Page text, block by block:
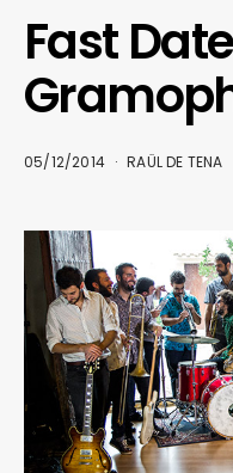
Fast
05/12/2014 RAÜL DE TENA